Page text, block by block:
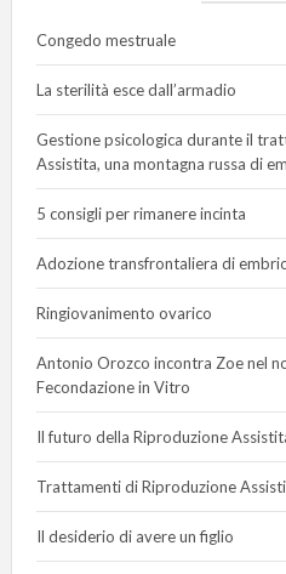
Congedo mestruale
La sterilità esce dall’armadio
Gestione psicologica durante il
Assistita, una montagna russa di
5 consigli per rimanere incinta
Adozione transfrontaliera di
Ringiovanimento ovarico
Antonio Orozco incontra Zoe nel
Fecondazione in Vitro
Il futuro della Riproduzione
Trattamenti di Riproduzione
Il desiderio di avere un figlio